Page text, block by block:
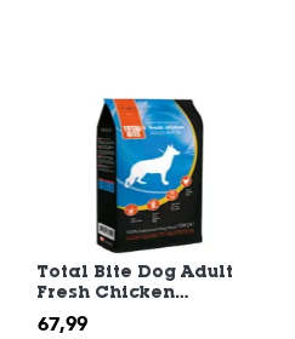
Total Bite Dog Adult
Fresh Chicken
Hondenvoer 10 kg
67,99